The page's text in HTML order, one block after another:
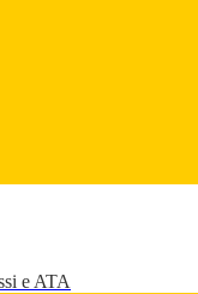
e ATA